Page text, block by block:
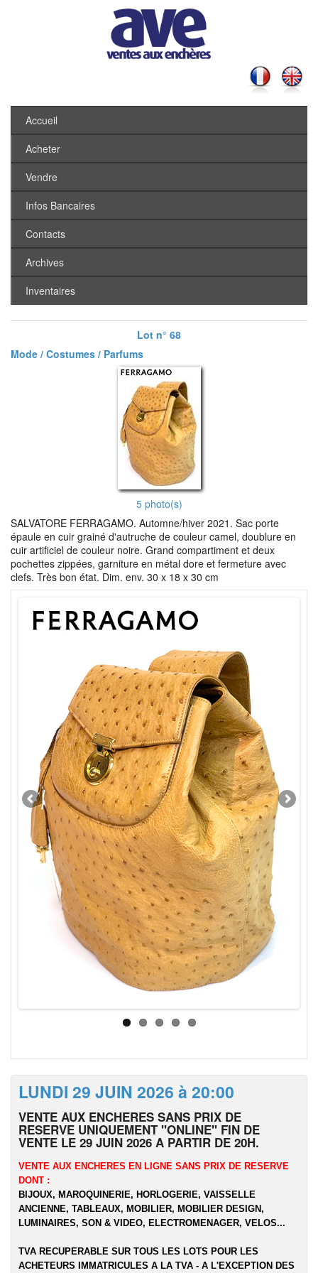
Accueil
Acheter
Vendre
Infos Bancaires
Contacts
Archives
Inventaires
Lot n° 68
Mode / Costumes / Parfums
5 photo(s)
SALVATORE FERRAGAMO. Automne/hiver 2021. Sac porte
épaule en cuir grainé d'autruche de couleur camel, doublure en
cuir artificiel de couleur noire. Grand compartiment et deux
pochettes zippées, garniture en métal dore et fermeture avec
clefs. Très bon état. Dim. env. 30 x 18 x 30 cm
LUNDI 29 JUIN 2026 à 20:00
VENTE AUX ENCHERES SANS PRIX DE
RESERVE UNIQUEMENT "ONLINE" FIN DE
VENTE LE 29 JUIN 2026 A PARTIR DE 20H.
VENTE AUX ENCHERES EN LIGNE SANS PRIX DE RESERVE
DONT :
BIJOUX, MAROQUINERIE, HORLOGERIE, VAISSELLE
ANCIENNE, TABLEAUX, MOBILIER, MOBILIER DESIGN,
LUMINAIRES, SON & VIDEO, ELECTROMENAGER, VELOS...
TVA RECUPERABLE SUR TOUS LES LOTS POUR LES
ACHETEURS IMMATRICULES A LA TVA - A L'EXCEPTION DES